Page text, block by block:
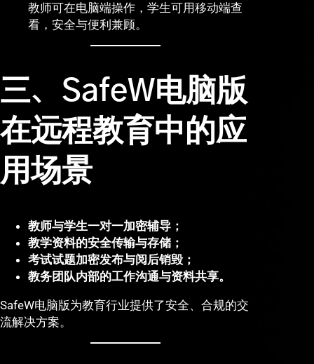
教师可在电脑端操作，学生可用移动端查
看，安全与便利兼顾。
三、SafeW电脑版
在远程教育中的应
用场景
教师与学生一对一加密辅导；
教学资料的安全传输与存储；
考试试题加密发布与阅后销毁；
教务团队内部的工作沟通与资料共享。
SafeW电脑版为教育行业提供了安全、合规的交
流解决方案。